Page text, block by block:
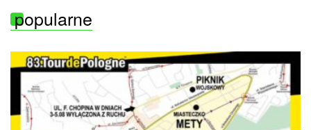
popularne